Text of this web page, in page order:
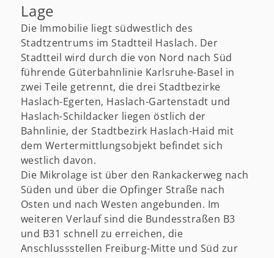
Lage
Die Immobilie liegt südwestlich des
Stadtzentrums im Stadtteil Haslach. Der
Stadtteil wird durch die von Nord nach Süd
führende Güterbahnlinie Karlsruhe-Basel in
zwei Teile getrennt, die drei Stadtbezirke
Haslach-Egerten, Haslach-Gartenstadt und
Haslach-Schildacker liegen östlich der
Bahnlinie, der Stadtbezirk Haslach-Haid mit
dem Wertermittlungsobjekt befindet sich
westlich davon.
Die Mikrolage ist über den Rankackerweg nach
Süden und über die Opfinger Straße nach
Osten und nach Westen angebunden. Im
weiteren Verlauf sind die Bundesstraßen B3
und B31 schnell zu erreichen, die
Anschlussstellen Freiburg-Mitte und Süd zur